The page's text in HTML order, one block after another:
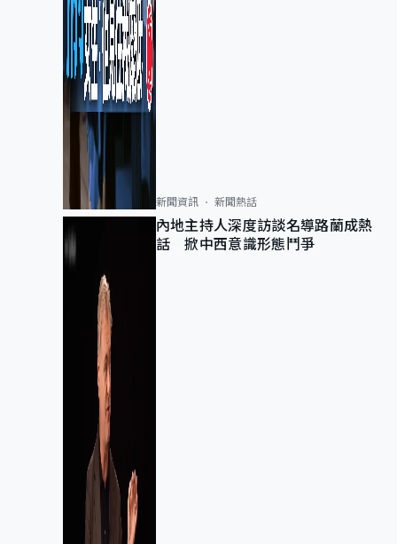
新聞資訊 新聞熱話
內地主持人深度訪談名導路蘭成熱
話 掀中西意識形態鬥爭